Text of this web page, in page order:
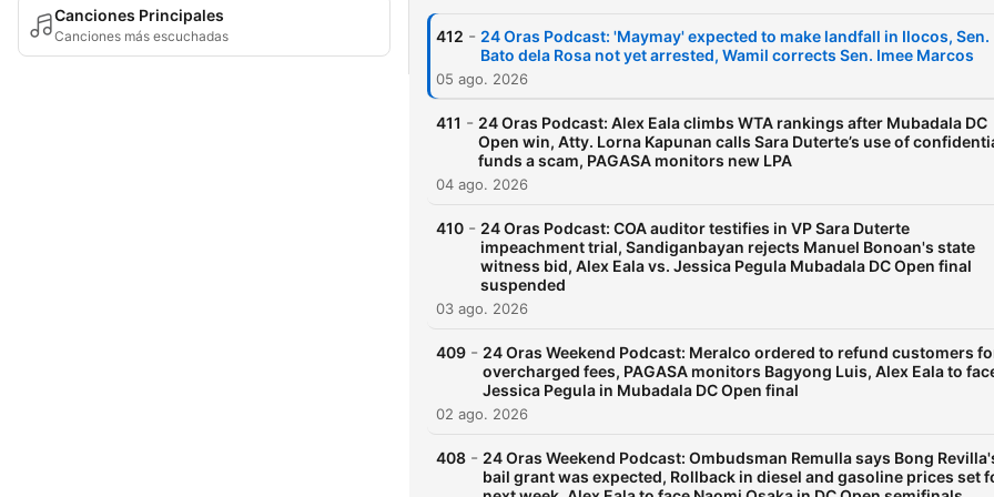
Canciones Principales
Canciones más escuchadas 412 - 24 Oras Podcast: 'Maymay' expected to make landfall in Ilocos, Sen.
Bato dela Rosa not yet arrested, Wamil corrects Sen. Imee Marcos
05 ago. 2026
411 - 24 Oras Podcast: Alex Eala climbs WTA rankings after Mubadala DC
Open win, Atty. Lorna Kapunan calls Sara Duterte’s use of
funds a scam, PAGASA monitors new LPA
04 ago. 2026
410 - 24 Oras Podcast: COA auditor testifies in VP Sara Duterte
impeachment trial, Sandiganbayan rejects Manuel Bonoan's state
witness bid, Alex Eala vs. Jessica Pegula Mubadala DC Open final
suspended
03 ago. 2026
409 - 24 Oras Weekend Podcast: Meralco ordered to refund customers
overcharged fees, PAGASA monitors Bagyong Luis, Alex Eala to
Jessica Pegula in Mubadala DC Open final
02 ago. 2026
408 - 24 Oras Weekend Podcast: Ombudsman Remulla says Bong
bail grant was expected, Rollback in diesel and gasoline prices set